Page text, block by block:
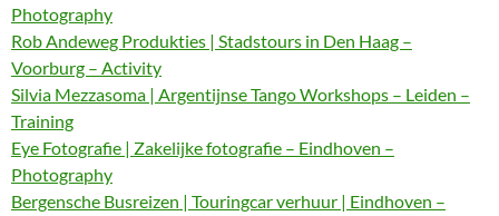
Photography
Rob Andeweg Produkties | Stadstours in Den Haag –
Voorburg – Activity
Silvia Mezzasoma | Argentijnse Tango Workshops – Leiden –
Training
Eye Fotografie | Zakelijke fotografie – Eindhoven –
Photography
Bergensche Busreizen | Touringcar verhuur | Eindhoven –